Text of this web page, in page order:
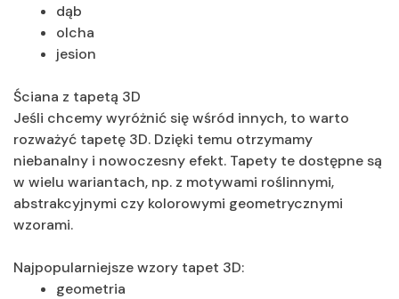
dąb
olcha
jesion
Ściana z tapetą 3D
Jeśli chcemy wyróżnić się wśród innych, to warto
rozważyć tapetę 3D. Dzięki temu otrzymamy
niebanalny i nowoczesny efekt. Tapety te dostępne są
w wielu wariantach, np. z motywami roślinnymi,
abstrakcyjnymi czy kolorowymi geometrycznymi
wzorami.
Najpopularniejsze wzory tapet 3D:
geometria